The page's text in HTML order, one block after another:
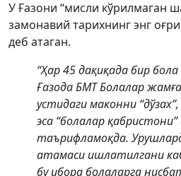
У Ғазони “мисли кўрилмаган
замонавий тарихнинг энг
деб атаган.
“Ҳар 45 дақиқада бир
Ғазода БМТ Болалар
устидаги маконни
эса “болалар қабристони”
таърифламоқда.
атамаси ишлатилгани
бу ибора болаларга